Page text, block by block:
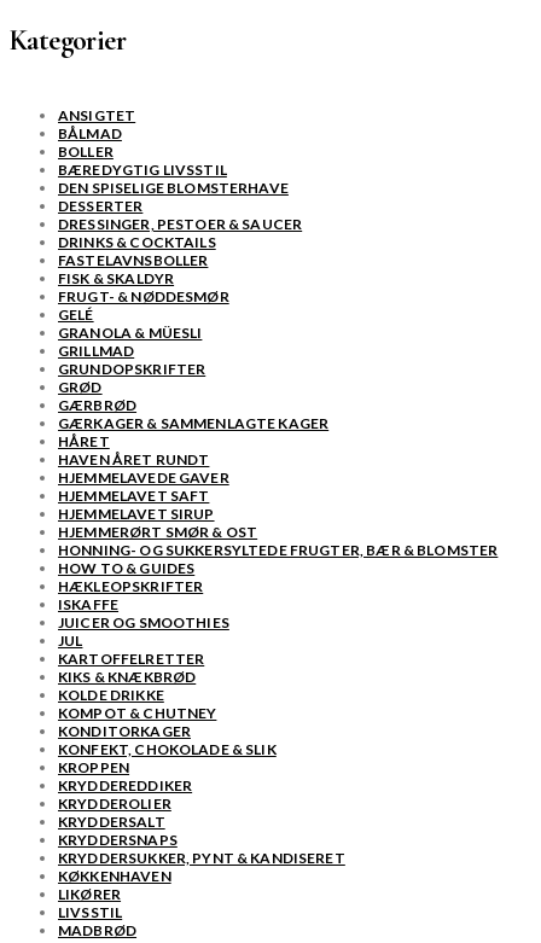
Kategorier
ANSIGTET
BÅLMAD
BOLLER
BÆREDYGTIG LIVSSTIL
DEN SPISELIGE BLOMSTERHAVE
DESSERTER
DRESSINGER, PESTOER & SAUCER
DRINKS & COCKTAILS
FASTELAVNSBOLLER
FISK & SKALDYR
FRUGT- & NØDDESMØR
GELÉ
GRANOLA & MÜESLI
GRILLMAD
GRUNDOPSKRIFTER
GRØD
GÆRBRØD
GÆRKAGER & SAMMENLAGTE KAGER
HÅRET
HAVEN ÅRET RUNDT
HJEMMELAVEDE GAVER
HJEMMELAVET SAFT
HJEMMELAVET SIRUP
HJEMMERØRT SMØR & OST
HONNING- OG SUKKERSYLTEDE FRUGTER, BÆR & BLOMSTER
HOW TO & GUIDES
HÆKLEOPSKRIFTER
ISKAFFE
JUICER OG SMOOTHIES
JUL
KARTOFFELRETTER
KIKS & KNÆKBRØD
KOLDE DRIKKE
KOMPOT & CHUTNEY
KONDITORKAGER
KONFEKT, CHOKOLADE & SLIK
KROPPEN
KRYDDEREDDIKER
KRYDDEROLIER
KRYDDERSALT
KRYDDERSNAPS
KRYDDERSUKKER, PYNT & KANDISERET
KØKKENHAVEN
LIKØRER
LIVSSTIL
MADBRØD